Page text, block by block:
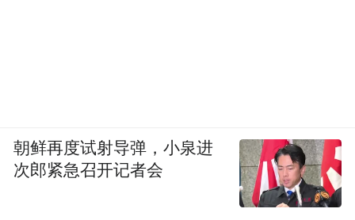
朝鲜再度试射导弹，小泉进
次郎紧急召开记者会